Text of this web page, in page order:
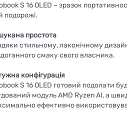
S 16 OLED – зразок
подорожі.
простота
стильному, лаконічному
смаку свого власника.
конфігурація
S 16 OLED готовий подолати
модуль AMD Ryzen AI, а
ефективно